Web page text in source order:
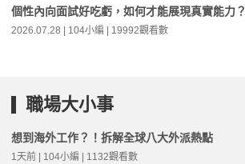
個性內向面試好吃虧，如何才能展現真實能力？
2026.07.28 | 104小編 | 19992觀看數
職場大小事
想到海外工作？！拆解全球八大外派熱點
1天前 | 104小編 | 1132觀看數